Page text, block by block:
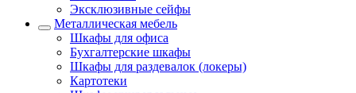
Эксклюзивные сейфы
Металлическая мебель
Шкафы для офиса
Бухгалтерские шкафы
Шкафы для раздевалок (локеры)
Картотеки